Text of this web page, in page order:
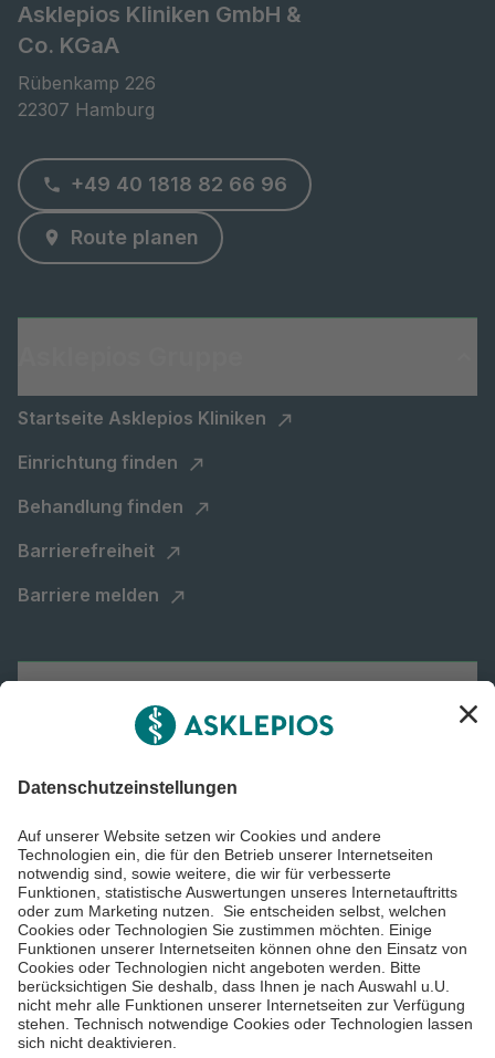
Asklepios Kliniken GmbH &
Co. KGaA
Rübenkamp 226
22307 Hamburg
+49 40 1818 82 66 96
Route planen
Startseite Asklepios Kliniken
Einrichtung finden
Behandlung finden
Barrierefreiheit
Barriere melden
Impressum